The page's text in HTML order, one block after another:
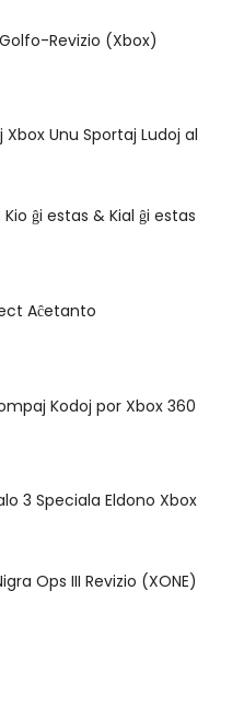
Revizio (Xbox)
Xbox Unu Sportaj Ludoj al
Kio ĝi estas & Kial ĝi estas
Aĉetanto
Kodoj por Xbox 360
3 Speciala Eldono Xbox
Ops III Revizio (XONE)